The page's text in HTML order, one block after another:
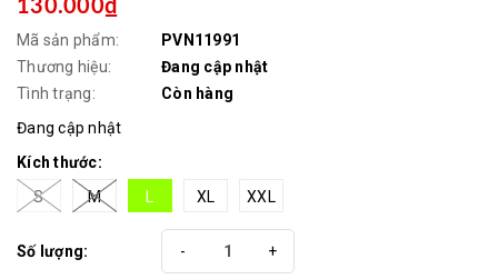
130.000₫
Mã sản phẩm:
PVN11991
Thương hiệu:
Đang cập nhật
Tình trạng:
Còn hàng
Đang cập nhật
Kích thước:
S
M L XL XXL
Số lượng: +
-